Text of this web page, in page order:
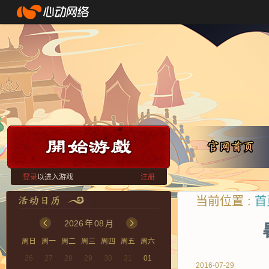
登录以进入游戏 注册
2026年08 月
周日 周一 周二 周三 周四 周五
周六
26
27 28 29 30 31
01
当前位置 :
2016-07-29